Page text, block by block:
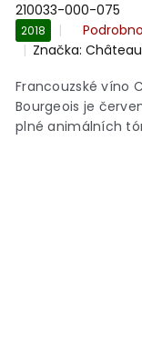
210033-000-075
2018
je
0,0
z
5
Značka:
Francouzské víno
Bourgeois je
plné animálních